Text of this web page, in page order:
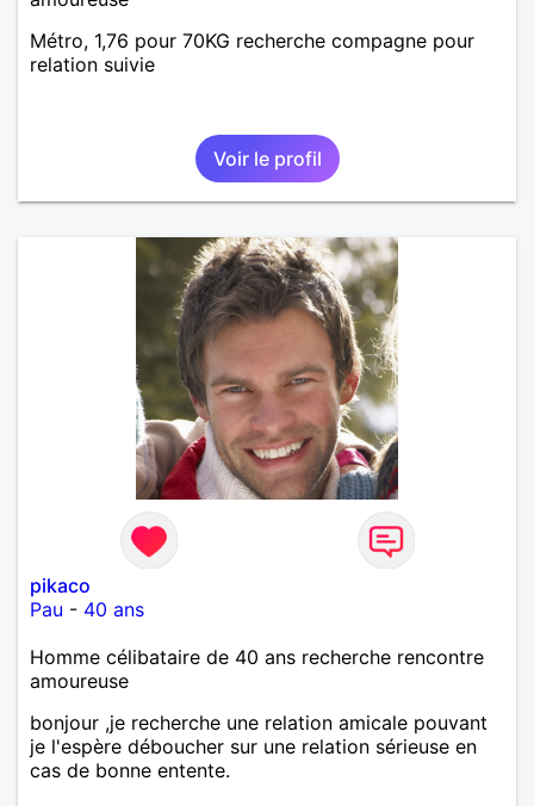
Métro, 1,76 pour 70KG recherche compagne pour
relation suivie
Voir le profil
pikaco
Pau - 40 ans
Homme célibataire de 40 ans recherche rencontre
amoureuse
bonjour ,je recherche une relation amicale pouvant
je l'espère déboucher sur une relation sérieuse en
cas de bonne entente.